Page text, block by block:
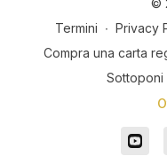
©
Termini ∙ Privacy
Compra una carta